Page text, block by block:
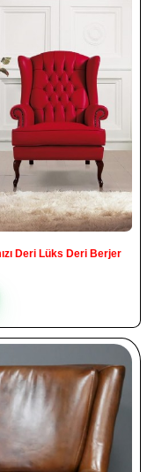
Deri Lüks Deri Berjer